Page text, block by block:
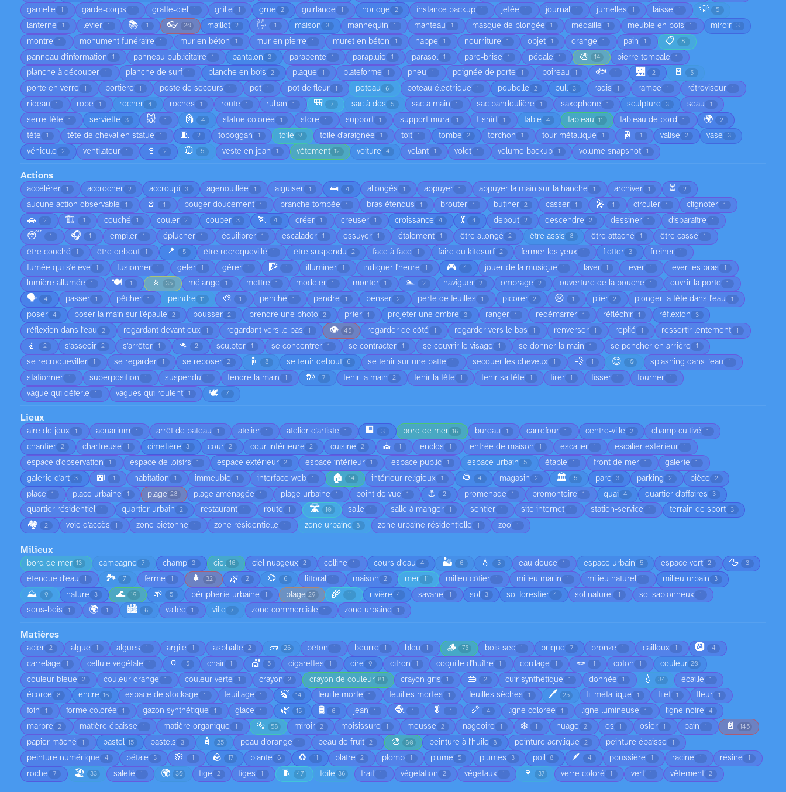
gamelle 1 garde-corps 1 gratte-ciel 1 grille 1 grue 2 guirlande 1 horloge 2 instance backup 1 jetée 1 journal 1 jumelles 1 laisse 1 💡 5
lanterne 1 levier 1 📚 1 👓 20 maillot 2 🖐️ 1 maison 3 mannequin 1 manteau 1 masque de plongée 1 médaille 1 meuble en bois 1 miroir 3
montre 1 monument funéraire 1 mur en béton 1 mur en pierre 1 muret en béton 1 nappe 1 nourriture 1 objet 1 orange 1 pain 1 📋 8
panneau d'information 1 panneau publicitaire 1 pantalon 3 parapente 1 parapluie 1 parasol 1 pare-brise 1 pédale 1 🎨 14 pierre tombale 1
planche à découper 1 planche de surf 1 planche en bois 2 plaque 1 plateforme 1 pneu 1 poignée de porte 1 poireau 1 🐟 1 🌉 2 🚪 5
porte en verre 1 portière 1 poste de secours 1 pot 1 pot de fleur 1 poteau 6 poteau électrique 1 poubelle 2 pull 3 radis 1 rampe 1 rétroviseur 1
rideau 1 robe 1 rocher 4 roches 1 route 1 ruban 1 🎒 7 sac à dos 5 sac à main 1 sac bandoulière 1 saxophone 1 sculpture 3 seau 1
serre-tête 1 serviette 3 🐭 1 🗿 4 statue colorée 1 store 1 support 1 support mural 1 t-shirt 1 table 4 tableau 11 tableau de bord 1 🌍 2
tête 1 tête de cheval en statue 1 🧵 2 toboggan 1 toile 9 toile d'araignée 1 toit 1 tombe 2 torchon 1 tour métallique 1 🚆 1 valise 2 vase 3
véhicule 2 ventilateur 1 🍷 2 🧥 5 veste en jean 1 vêtement 12 voiture 4 volant 1 volet 1 volume backup 1 volume snapshot 1
Actions
accélérer 1 accrocher 2 accroupi 3 agenouillée 1 aiguiser 1 🛌 4 allongés 1 appuyer 1 appuyer la main sur la hanche 1 archiver 1 ⏳ 2
aucune action observable 1 🥤 1 bouger doucement 1 branche tombée 1 bras étendus 1 brouter 1 butiner 2 casser 1 🎤 1 circuler 1 clignoter 1
🚗 2 🏗️ 1 couché 1 couler 2 couper 3 🏃 4 créer 1 creuser 1 croissance 4 💃 4 debout 2 descendre 2 dessiner 1 disparaître 1
😴 1 🎧 1 empiler 1 éplucher 1 équilibrer 1 escalader 1 essuyer 1 étalement 1 être allongé 2 être assis 8 être attaché 1 être cassé 1
être couché 1 être debout 1 📍 5 être recroquevillé 1 être suspendu 2 face à face 1 faire du kitesurf 2 fermer les yeux 1 flotter 3 freiner 1
fumée qui s'élève 1 fusionner 1 geler 1 gérer 1 🧗 1 illuminer 1 indiquer l'heure 1 🎮 4 jouer de la musique 1 laver 1 lever 1 lever les bras 1
lumière allumée 1 🍽️ 1 🚶 35 mélange 1 mettre 1 modeler 1 monter 1 🏊 2 naviguer 2 ombrage 2 ouverture de la bouche 1 ouvrir la porte 1
🗣️ 4 passer 1 pêcher 1 peindre 11 🎨 1 penché 1 pendre 1 penser 2 perte de feuilles 1 picorer 2 😢 1 plier 2 plonger la tête dans l'eau 1
poser 4 poser la main sur l'épaule 2 pousser 2 prendre une photo 2 prier 1 projeter une ombre 3 ranger 1 redémarrer 1 réfléchir 1 réflexion 3
réflexion dans l'eau 2 regardant devant eux 1 regardant vers le bas 1 👁️ 45 regarder de côté 1 regarder vers le bas 1 renverser 1 replié 1 ressortir lentement 1
🧎 2 s'asseoir 2 s’arrêter 1 🦘 2 sculpter 1 se concentrer 1 se contracter 1 se couvrir le visage 1 se donner la main 1 se pencher en arrière 1
se recroqueviller 1 se regarder 1 se reposer 2 🧍 8 se tenir debout 6 se tenir sur une patte 1 secouer les cheveux 1 💨 1 😊 10 splashing dans l'eau 1
stationner 1 superposition 1 suspendu 1 tendre la main 1 🤲 7 tenir la main 2 tenir la tête 1 tenir sa tête 1 tirer 1 tisser 1 tourner 1
vague qui déferle 1 vagues qui roulent 1 🕊️ 7
Lieux
aire de jeux 1 aquarium 1 arrêt de bateau 1 atelier 1 atelier d'artiste 1 🏢 3 bord de mer 16 bureau 1 carrefour 1 centre-ville 2 champ cultivé 1
chantier 2 chartreuse 1 cimetière 3 cour 2 cour intérieure 2 cuisine 2 ⛪ 1 enclos 1 entrée de maison 1 escalier 1 escalier extérieur 1
espace d'observation 1 espace de loisirs 1 espace extérieur 2 espace intérieur 1 espace public 1 espace urbain 5 étable 1 front de mer 1 galerie 1
galerie d'art 3 🚉 1 habitation 1 immeuble 1 interface web 1 🏠 14 intérieur religieux 1 🌻 4 magasin 2 🏛️ 5 parc 3 parking 2 pièce 2
place 1 place urbaine 1 plage 28 plage aménagée 1 plage urbaine 1 point de vue 1 ⚓ 2 promenade 1 promontoire 1 quai 4 quartier d'affaires 3
quartier résidentiel 1 quartier urbain 2 restaurant 1 route 1 🛣️ 10 salle 1 salle à manger 1 sentier 1 site internet 1 station-service 1 terrain de sport 3
🏘️ 2 voie d’accès 1 zone piétonne 1 zone résidentielle 1 zone urbaine 8 zone urbaine résidentielle 1 zoo 1
Milieux
bord de mer 13 campagne 7 champ 3 ciel 16 ciel nuageux 2 colline 1 cours d'eau 4 🏜️ 6 💧 5 eau douce 1 espace urbain 5 espace vert 2 🦆 3
étendue d'eau 1 🏞️ 7 ferme 1 🌲 32 🌿 2 🌻 6 littoral 1 maison 2 mer 11 milieu côtier 1 milieu marin 1 milieu naturel 1 milieu urbain 3
⛰️ 9 nature 3 🌊 19 🌱 5 périphérie urbaine 1 plage 29 🌾 11 rivière 4 savane 1 sol 3 sol forestier 4 sol naturel 1 sol sablonneux 1
sous-bois 1 🌍 1 🏙️ 6 vallée 1 ville 7 zone commerciale 1 zone urbaine 1
Matières
acier 2 algue 1 algues 1 argile 1 asphalte 2 🧱 26 bêton 1 beurre 1 bleu 1 🪵 75 bois sec 1 brique 7 bronze 1 cailloux 1 🛞 4
carrelage 1 cellule végétale 1 🏺 5 chair 1 💇 5 cigarettes 1 cire 9 citron 1 coquille d'huître 1 cordage 1 🪢 1 coton 1 couleur 20
couleur bleue 2 couleur orange 1 couleur verte 1 crayon 2 crayon de couleur 81 crayon gris 1 👜 2 cuir synthétique 1 donnée 1 💧 34 écaille 1
écorce 8 encre 16 espace de stockage 1 feuillage 1 🍃 14 feuille morte 1 feuilles mortes 1 feuilles sèches 1 🖊️ 25 fil métallique 1 filet 1 fleur 1
foin 1 forme colorée 1 gazon synthétique 1 glace 1 🌿 15 🛢️ 6 jean 1 🧶 1 🥬 1 📏 4 ligne colorée 1 ligne lumineuse 1 ligne noire 4
marbre 2 matière épaisse 1 matière organique 1 🔩 58 miroir 2 moisissure 1 mousse 2 nageoire 1 ❄️ 1 nuage 2 os 1 osier 1 pain 1 📄 145
papier mâché 1 pastel 15 pastels 3 🧴 25 peau d'orange 1 peau de fruit 2 🎨 80 peinture à l'huile 8 peinture acrylique 2 peinture épaisse 1
peinture numérique 4 pétale 3 🌸 1 🪨 17 plante 6 ♻️ 11 plâtre 2 plomb 1 plume 5 plumes 3 poil 8 🪶 4 poussière 1 racine 1 résine 1
roche 7 🏖️ 33 saleté 1 🌍 30 tige 2 tiges 1 🧵 47 toile 36 trait 1 végétation 2 végétaux 1 🍷 37 verre coloré 1 vert 1 vêtement 2